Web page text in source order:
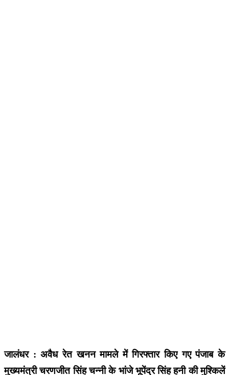
जालंधर : अवैध रेत खनन मामले में गिरफ्तार किए गए पंजाब के
मुख्यमंत्री चरणजीत सिंह चन्नी के भांजे भूपेंद्र सिंह हनी की मुश्किलें